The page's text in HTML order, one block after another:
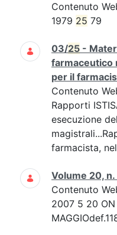
Contenuto
1979 25 79
03/25 -
farmaceutico
per il
Contenuto
Rapporti
esecuzione
farmacista,
Volume 20, n.
Contenuto
2007 5 20 ON